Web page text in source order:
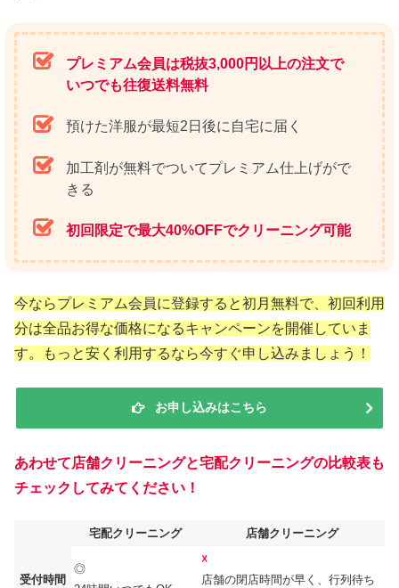
プレミアム会員は税抜3,000円以上の注文で
いつでも往復送料無料
預けた洋服が最短2日後に自宅に届く
加工剤が無料でついてプレミアム仕上げがで
きる
初回限定で最大40%OFFでクリーニング可能
今ならプレミアム会員に登録すると初月無料で、初回利用
分は全品お得な価格になるキャンペーンを開催していま
す。もっと安く利用するなら今すぐ申し込みましょう！
お申し込みはこちら
あわせて店舗クリーニングと宅配クリーニングの比較表も
チェックしてみてください！
宅配クリーニング 店舗クリーニング
受付時間
◎
☓
店舗の閉店時間が早く、行列待ち